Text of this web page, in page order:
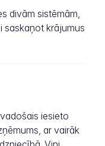
divām sistēmām,
saskaņot krājumus
iesieto
ar vairāk